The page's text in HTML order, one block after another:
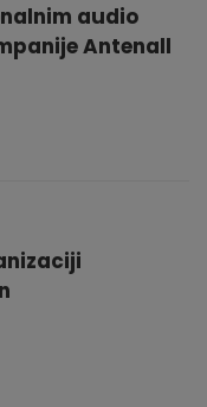
audio
Antenall